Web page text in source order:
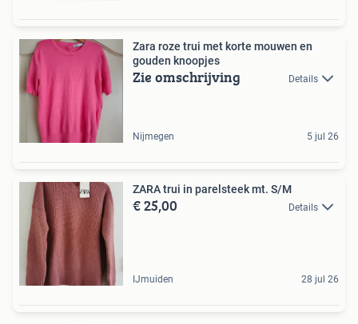
Zara roze trui met korte mouwen en
gouden knoopjes
Zie omschrijving Details
Nijmegen 5 jul 26
ZARA trui in parelsteek mt. S/M
€ 25,00 Details
IJmuiden 28 jul 26